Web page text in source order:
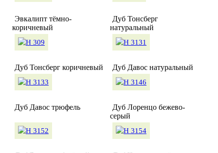
Эвкалипт тёмно-
коричневый
Дуб Тонсберг
натуральный
Дуб Тонсберг коричневый Дуб Давос натуральный
Дуб Давос трюфель
Дуб Лоренцо бежево-
серый